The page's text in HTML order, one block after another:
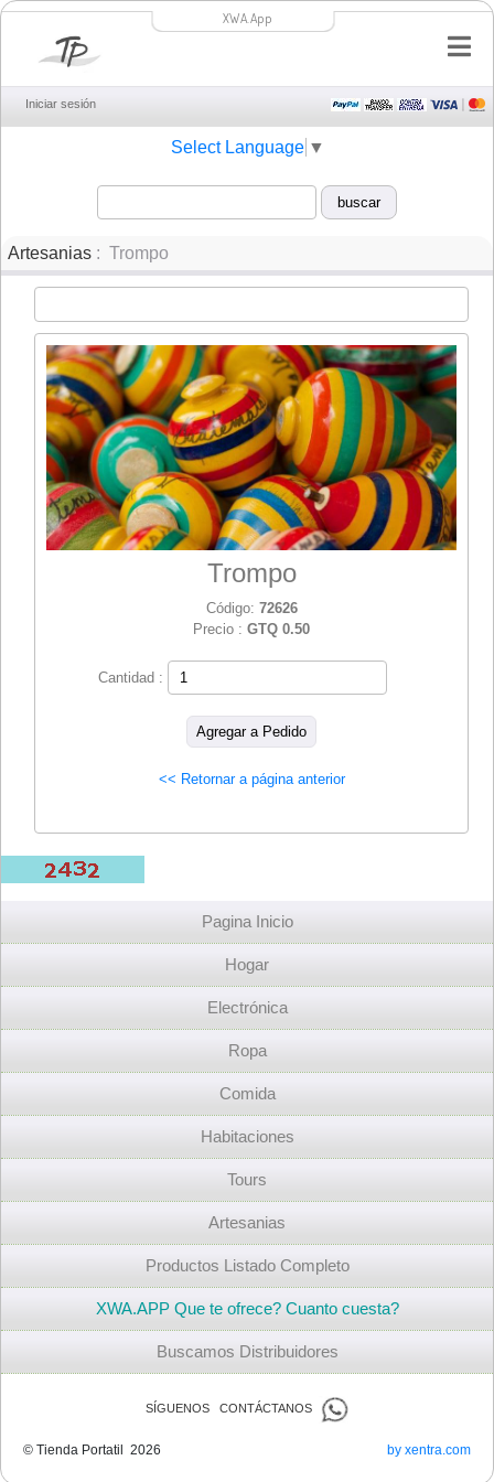
XWA.App
Iniciar sesión
Select Language ▼
Artesanias : Trompo
Trompo
Código: 72626
Precio : GTQ 0.50
Cantidad :
<< Retornar a página anterior
Pagina Inicio
Hogar
Electrónica
Ropa
Comida
Habitaciones
Tours
Artesanias
Productos Listado Completo
XWA.APP Que te ofrece? Cuanto cuesta?
Buscamos Distribuidores
SÍGUENOS CONTÁCTANOS
© Tienda Portatil 2026 by xentra.com